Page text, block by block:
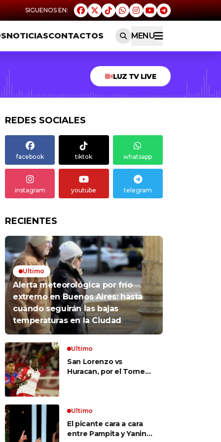
NOTICIASCONTACTOS MENU
LUZ TV LIVE
REDES SOCIALES
facebook tiktok whatsapp
instagram youtube telegram
RECIENTES
Ultimo
Alerta meteorológica por frío
extremo en Buenos Aires: hasta
cuándo seguirán las bajas
temperaturas en la Ciudad
Ultimo
San Lorenzo vs
Huracan, por el Torneo
el clásico
Ultimo
El picante cara a cara
entre Pampita y Yanina